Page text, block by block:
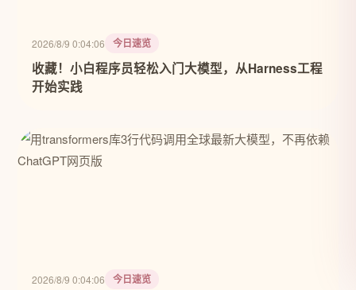
2026/8/9 0:04:06 今日速览
收藏！小白程序员轻松入门大模型，从Harness工程
开始实践
2026/8/9 0:04:06 今日速览